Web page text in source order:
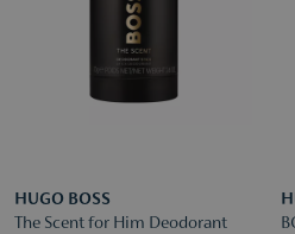
HUGO BOSS
The Scent for Him Deodorant